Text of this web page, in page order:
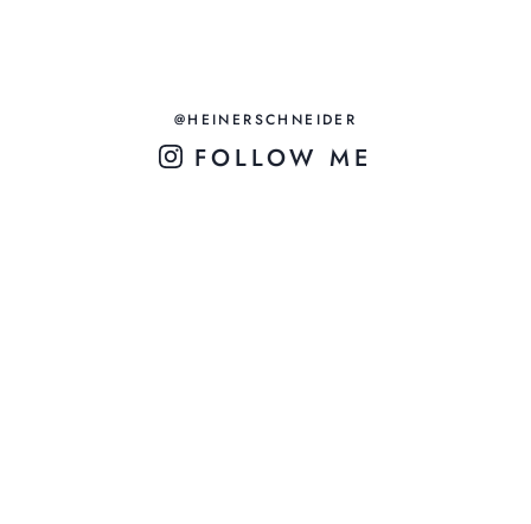
@HEINERSCHNEIDER
FOLLOW ME